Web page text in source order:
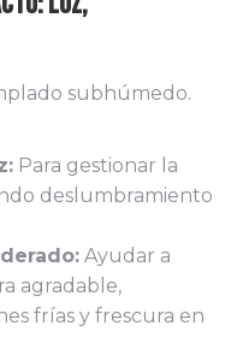
subhúmedo.
Para gestionar la
deslumbramiento
Ayudar a
agradable,
frías y frescura en